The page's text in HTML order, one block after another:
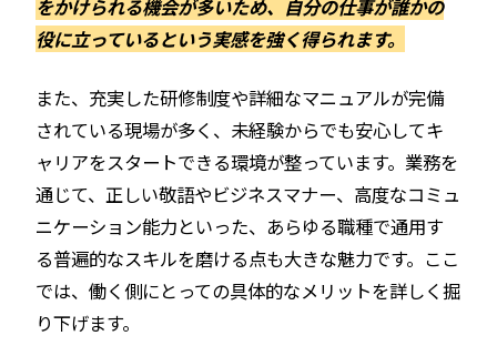
をかけられる機会が多いため、自分の仕事が誰かの
役に立っているという実感を強く得られます。
また、充実した研修制度や詳細なマニュアルが完備
されている現場が多く、未経験からでも安心してキ
ャリアをスタートできる環境が整っています。業務を
通じて、正しい敬語やビジネスマナー、高度なコミュ
ニケーション能力といった、あらゆる職種で通用す
る普遍的なスキルを磨ける点も大きな魅力です。ここ
では、働く側にとっての具体的なメリットを詳しく掘
り下げます。